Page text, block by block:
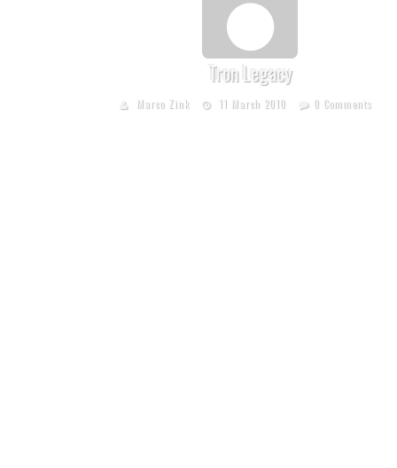
Tron Legacy
Marco Zink 11 March 2010 0 Comments